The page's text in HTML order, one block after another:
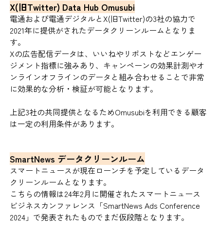
X(旧Twitter) Data Hub Omusubi
電通および電通デジタルとX(旧Twitter)の3社の協力で
2021年に提供がされたデータクリーンルームとなりま
す。
Xの広告配信データは、いいねやリポストなどエンゲー
ジメント指標に強みあり、キャンペーンの効果計測やオ
ンラインオフラインのデータと組み合わせることで非常
に効果的な分析・検証が可能となります。
上記3社の共同提供となるためOmusubiを利用できる顧客
は一定の利用条件があります。
SmartNews データクリーンルーム
スマートニュースが現在ローンチを予定しているデータ
クリーンルームとなります。
こちらの情報は24年2月に開催されたスマートニュース
ビジネスカンファレンス「SmartNews Ads Conference
2024」で発表されたものでまだ仮段階となります。